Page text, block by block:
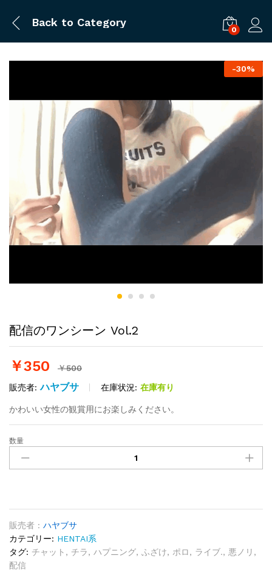
Back to Category
0
-30%
配信のワンシーン Vol.2
￥350 ￥500
販売者:ハヤブサ 在庫状況: 在庫有り
かわいい女性の観賞用にお楽しみください。
配
の
シ
ー
ン
Vol.2
quantity
数量
販売者 : ハヤブサ
カテゴリー: HENTAI系
タグ: チャット , チラ, ハプニング, ふざけ, ポロ, ライブ., 悪ノリ ,
配信